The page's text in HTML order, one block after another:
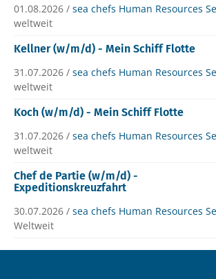
01.08.2026 / sea chefs Human Resources
weltweit
Kellner (w/m/d) - Mein Schiff Flotte
31.07.2026 / sea chefs Human Resources
weltweit
Koch (w/m/d) - Mein Schiff Flotte
31.07.2026 / sea chefs Human Resources
weltweit
Chef de Partie (w/m/d) -
Expeditionskreuzfahrt
30.07.2026 / sea chefs Human Resources
Weltweit